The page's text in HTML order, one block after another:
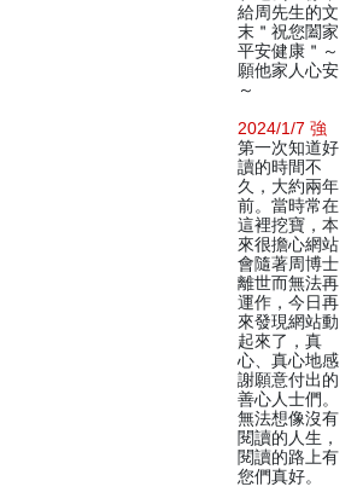
給周先生的文
末＂祝您闔家
平安健康＂～
願他家人心安
～
2024/1/7 強
第一次知道好
讀的時間不
久，大約兩年
前。當時常在
這裡挖寶，本
來很擔心網站
會隨著周博士
離世而無法再
運作，今日再
來發現網站動
起來了，真
心、真心地感
謝願意付出的
善心人士們。
無法想像沒有
閱讀的人生，
閱讀的路上有
您們真好。